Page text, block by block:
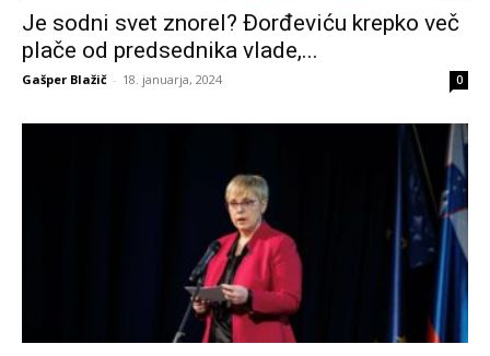
Je sodni svet znorel? Đorđeviću krepko več
plače od predsednika vlade,...
Gašper Blažič - 18. januarja, 2024 0